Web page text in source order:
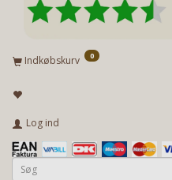
Indkøbskurv 0
Log ind